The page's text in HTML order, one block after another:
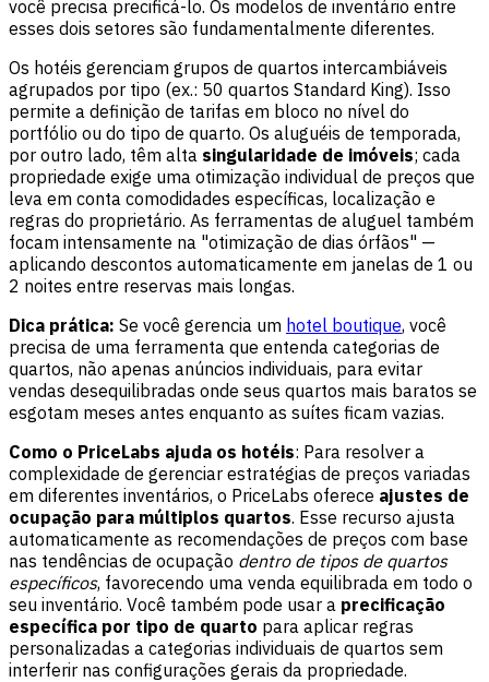
você precisa precificá-lo. Os modelos de inventário entre
esses dois setores são fundamentalmente diferentes.
Os hotéis gerenciam grupos de quartos intercambiáveis
agrupados por tipo (ex.: 50 quartos Standard King). Isso
permite a definição de tarifas em bloco no nível do
portfólio ou do tipo de quarto. Os aluguéis de temporada,
por outro lado, têm alta singularidade de imóveis; cada
propriedade exige uma otimização individual de preços que
leva em conta comodidades específicas, localização e
regras do proprietário. As ferramentas de aluguel também
focam intensamente na "otimização de dias órfãos" —
aplicando descontos automaticamente em janelas de 1 ou
2 noites entre reservas mais longas.
Dica prática: Se você gerencia um hotel boutique, você
precisa de uma ferramenta que entenda categorias de
quartos, não apenas anúncios individuais, para evitar
vendas desequilibradas onde seus quartos mais baratos se
esgotam meses antes enquanto as suítes ficam vazias.
Como o PriceLabs ajuda os hotéis: Para resolver a
complexidade de gerenciar estratégias de preços variadas
em diferentes inventários, o PriceLabs oferece ajustes de
ocupação para múltiplos quartos. Esse recurso ajusta
automaticamente as recomendações de preços com base
nas tendências de ocupação dentro de tipos de quartos
específicos, favorecendo uma venda equilibrada em todo o
seu inventário. Você também pode usar a precificação
específica por tipo de quarto para aplicar regras
personalizadas a categorias individuais de quartos sem
interferir nas configurações gerais da propriedade.